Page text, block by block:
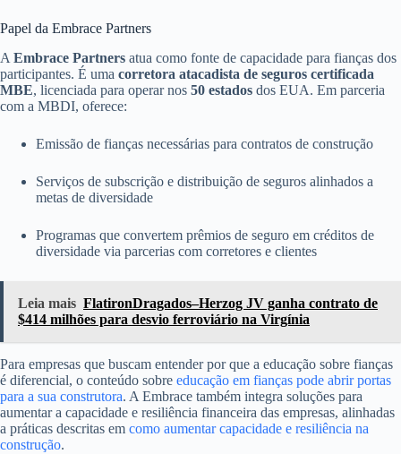
Papel da Embrace Partners
A Embrace Partners atua como fonte de capacidade para fianças dos
participantes. É uma corretora atacadista de seguros certificada
MBE, licenciada para operar nos 50 estados dos EUA. Em parceria
com a MBDI, oferece:
Emissão de fianças necessárias para contratos de construção
Serviços de subscrição e distribuição de seguros alinhados a
metas de diversidade
Programas que convertem prêmios de seguro em créditos de
diversidade via parcerias com corretores e clientes
Leia mais FlatironDragados–Herzog JV ganha contrato de
$414 milhões para desvio ferroviário na Virgínia
Para empresas que buscam entender por que a educação sobre fianças
é diferencial, o conteúdo sobre educação em fianças pode abrir portas
para a sua construtora. A Embrace também integra soluções para
aumentar a capacidade e resiliência financeira das empresas, alinhadas
a práticas descritas em como aumentar capacidade e resiliência na
construção.